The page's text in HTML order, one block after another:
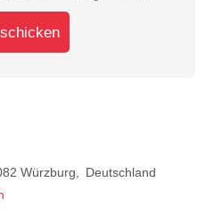
Würzburg
Deutschland